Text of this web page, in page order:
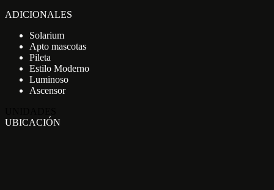
ADICIONALES
Solarium
Apto mascotas
Pileta
Estilo Moderno
Luminoso
Ascensor
UBICACIÓN